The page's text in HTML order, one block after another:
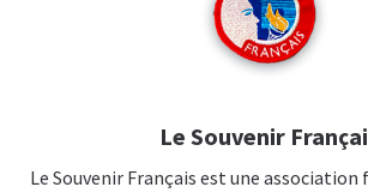
Le Souvenir
Le Souvenir Français est une association